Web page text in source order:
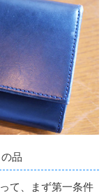
品
て、まず第一条件